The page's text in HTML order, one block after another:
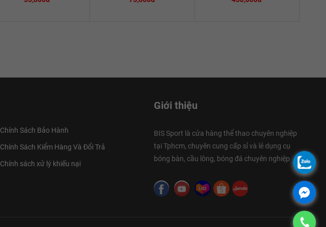
Chính Sách Bảo Hành
Chính Sách Kiểm Hàng Và Đổi Trả
Chính sách xử lý khiếu nại
Giới thiệu
BIS Sport là cửa hàng thể thao chuyên nghiệp
tại Tphcm, chuyên cung cấp sỉ và lẻ dụng cụ
bóng bàn, cầu lông, bóng đá chuyên nghiệp